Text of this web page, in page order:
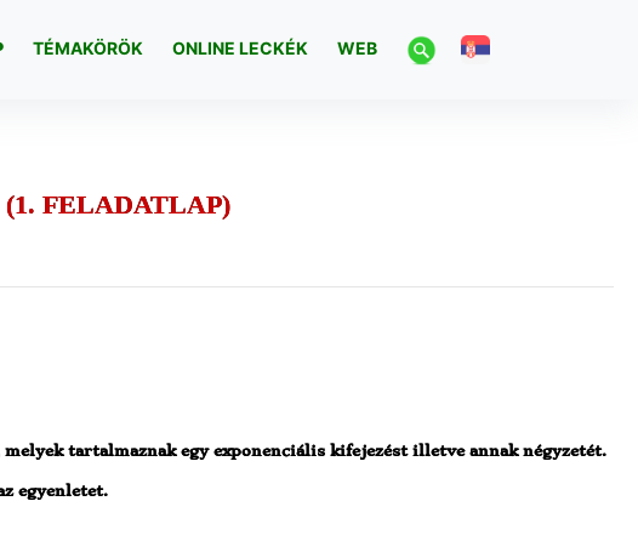
TÉMAKÖRÖK ONLINE LECKÉK WEB
FELADATLAP)
tartalmaznak egy exponenciális kifejezést illetve annak négyzetét.
egyenletet.